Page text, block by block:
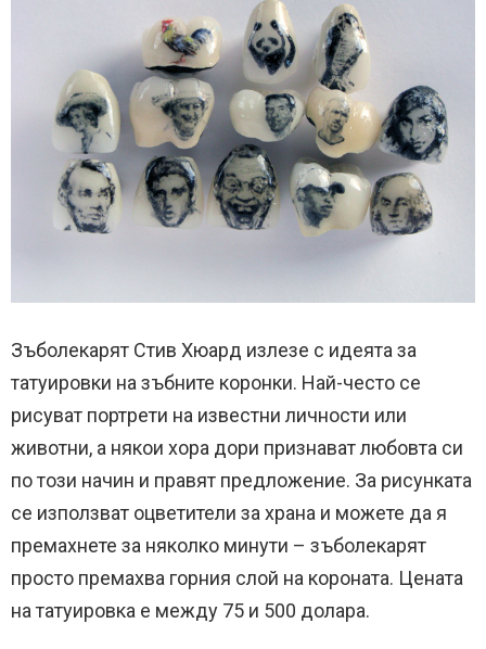
Зъболекарят Стив Хюард излезе с идеята за
татуировки на зъбните коронки. Най-често се
рисуват портрети на известни личности или
животни, а някои хора дори признават любовта си
по този начин и правят предложение. За рисунката
се използват оцветители за храна и можете да я
премахнете за няколко минути – зъболекарят
просто премахва горния слой на короната. Цената
на татуировка е между 75 и 500 долара.